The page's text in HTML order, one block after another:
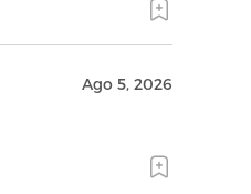
Ago 5, 2026